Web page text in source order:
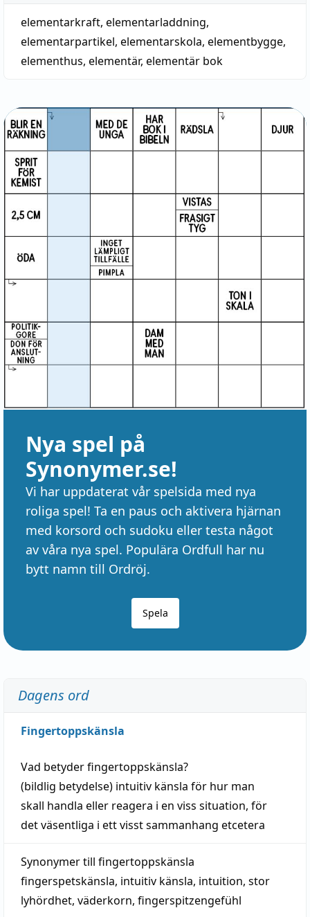
elementarkraft, elementarladdning,
elementarpartikel, elementarskola, elementbygge,
elementhus, elementär, elementär bok
Nya spel på
Synonymer.se!
Vi har uppdaterat vår spelsida med nya
roliga spel! Ta en paus och aktivera hjärnan
med korsord och sudoku eller testa något
av våra nya spel. Populära Ordfull har nu
bytt namn till Ordröj.
Spela
Dagens ord
Fingertoppskänsla
Vad betyderfingertoppskänsla?
(bildlig betydelse) intuitiv känsla för hur man
skall handla eller reagera i en viss situation, för
det väsentliga i ett visstsammanhang etcetera
Synonymer till fingertoppskänsla
fingerspetskänsla, intuitiv känsla, intuition, stor
lyhördhet, väderkorn, fingerspitzengefühl